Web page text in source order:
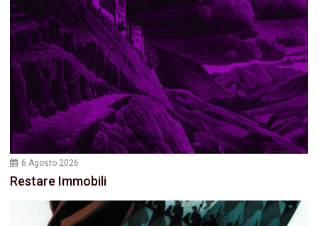
6 Agosto 2026
Restare Immobili